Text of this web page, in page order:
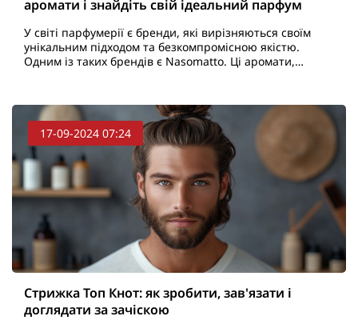
аромати і знайдіть свій ідеальний парфум
У світі парфумерії є бренди, які вирізняються своїм
унікальним підходом та безкомпромісною якістю.
Одним із таких брендів є Nasomatto. Ці аромати,
17-09-2024 07:24
Стрижка Топ Кнот: як зробити, зав'язати і
доглядати за зачіскою